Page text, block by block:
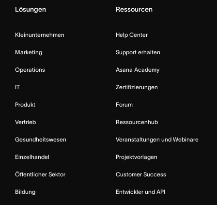
Lösungen
Kleinunternehmen
Marketing
Operations
IT
Produkt
Vertrieb
Gesundheitswesen
Einzelhandel
Öffentlicher Sektor
Bildung
Ressourcen
Help Center
Support erhalten
Asana Academy
Zertifizierungen
Forum
Ressourcenhub
Veranstaltungen und Webinare
Projektvorlagen
Customer Success
Entwickler und API